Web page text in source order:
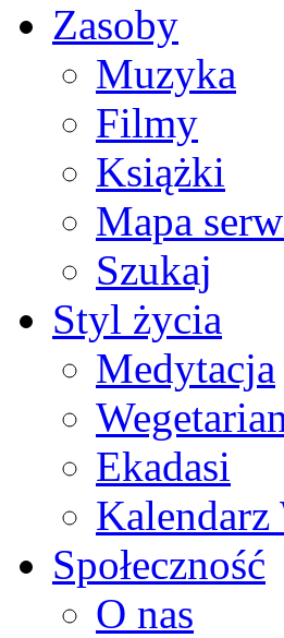
Zasoby
Muzyka
Filmy
Książki
Mapa
Szukaj
Styl życia
Medytacja
Ekadasi
Społeczność
O nas